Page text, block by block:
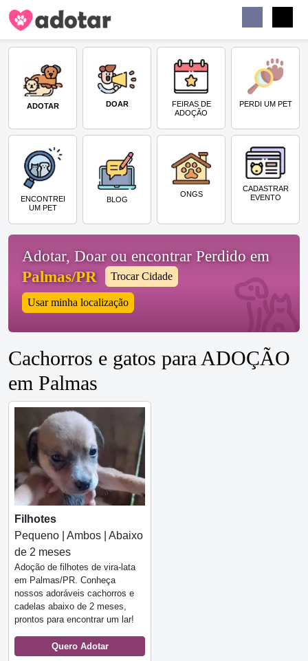
ADOTAR DOAR
FEIRAS DE
ADOÇÃO
PERDI UM PET
ENCONTREI
UM PET
BLOG
ONGS
CADASTRAR
EVENTO
Adotar, Doar ou encontrar Perdido em
Palmas/PR
Trocar Cidade
Usar minha localização
Cachorros e gatos para ADOÇÃO
em Palmas
Filhotes
Pequeno | Ambos | Abaixo
de 2 meses
Adoção de filhotes de vira-lata
em Palmas/PR. Conheça
nossos adoráveis cachorros e
cadelas abaixo de 2 meses,
prontos para encontrar um lar!
Quero Adotar